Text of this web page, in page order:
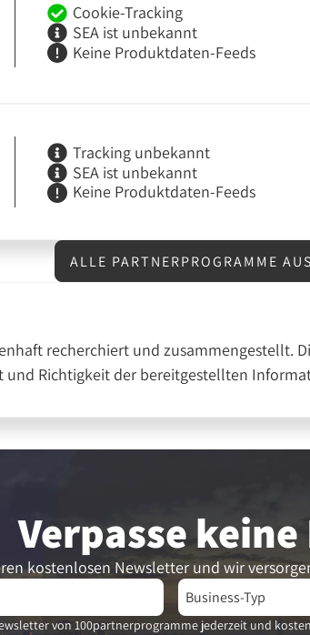
Cookie-Tracking
SEA ist unbekannt
Keine Produktdaten-Feeds
Tracking unbekannt
SEA ist unbekannt
Keine Produktdaten-Feeds
ALLE PARTNERPROGRAMME
recherchiert und zusammengestellt.
Richtigkeit der bereitgestellten
Verpasse
kostenlosen Newsletter und wir
von 100partnerprogramme jederzeit und